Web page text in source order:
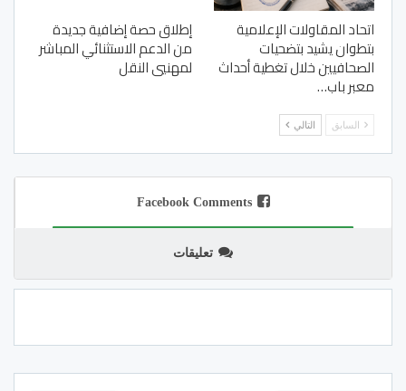
اتحاد المقاولات الإعلامية
بتطوان يشيد بتضحيات
الصحافيين خلال تغطية أحداث
معبر باب…
إطلاق حصة إضافية جديدة
من الدعم الاستثنائي المباشر
لمهنيي النقل
السابق التالي
Facebook Comments
تعليقات